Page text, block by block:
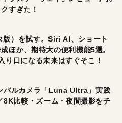
すぎた！
版）を試す。Siri AI、ショート
ほか、期待大の便利機能5選。
り口になる未来はすぐそこ！
バルカメラ「Luna Ultra」実践
8K比較・ズーム・夜間撮影をチ